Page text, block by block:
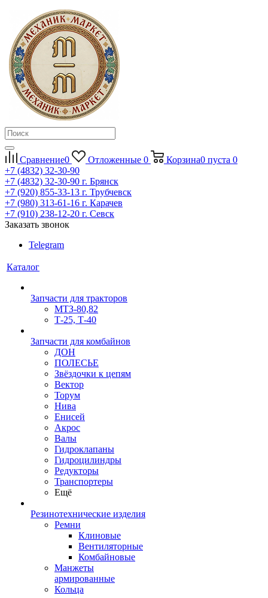
Сравнение0 Отложенные 0 Корзина0 пуста 0
+7 (4832) 32-30-90
+7 (4832) 32-30-90 г. Брянск
+7 (920) 855-33-13 г. Трубчевск
+7 (980) 313-61-16 г. Карачев
+7 (910) 238-12-20 г. Севск
Заказать звонок
Telegram
Каталог
Запчасти для тракторов
МТЗ-80,82
Т-25, Т-40
Запчасти для комбайнов
ДОН
ПОЛЕСЬЕ
Звёздочки к цепям
Вектор
Торум
Нива
Енисей
Акрос
Валы
Гидроклапаны
Гидроцилиндры
Редукторы
Транспортеры
Ещё
Резинотехнические изделия
Ремни
Клиновые
Вентиляторные
Комбайновые
Манжеты
армированные
Кольца